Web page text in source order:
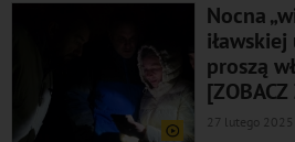
Nocna
proszą
27 lutego 2025